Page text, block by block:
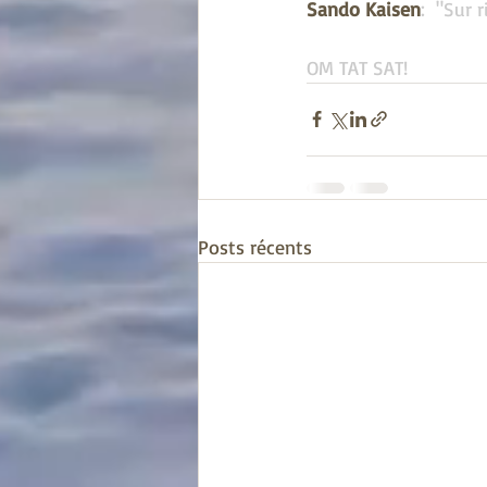
Sando Kaisen:  "Sur
OM TAT SAT!
Posts récents